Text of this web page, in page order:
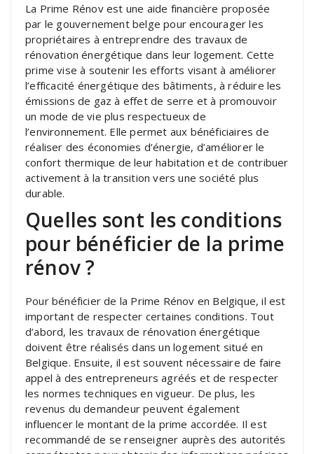
La Prime Rénov est une aide financière proposée
par le gouvernement belge pour encourager les
propriétaires à entreprendre des travaux de
rénovation énergétique dans leur logement. Cette
prime vise à soutenir les efforts visant à améliorer
l’efficacité énergétique des bâtiments, à réduire les
émissions de gaz à effet de serre et à promouvoir
un mode de vie plus respectueux de
l’environnement. Elle permet aux bénéficiaires de
réaliser des économies d’énergie, d’améliorer le
confort thermique de leur habitation et de contribuer
activement à la transition vers une société plus
durable.
Quelles sont les conditions
pour bénéficier de la prime
rénov ?
Pour bénéficier de la Prime Rénov en Belgique, il est
important de respecter certaines conditions. Tout
d’abord, les travaux de rénovation énergétique
doivent être réalisés dans un logement situé en
Belgique. Ensuite, il est souvent nécessaire de faire
appel à des entrepreneurs agréés et de respecter
les normes techniques en vigueur. De plus, les
revenus du demandeur peuvent également
influencer le montant de la prime accordée. Il est
recommandé de se renseigner auprès des autorités